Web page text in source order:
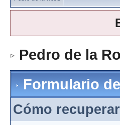
Pedro de la
Formulario
Cómo